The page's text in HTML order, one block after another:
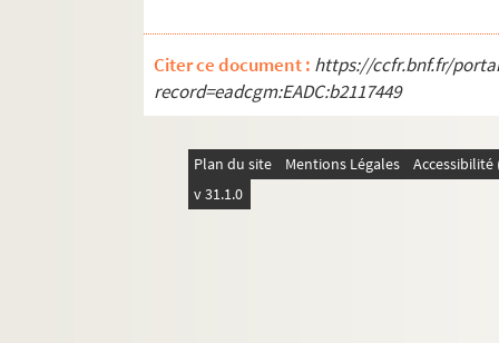
Citer ce document : https://ccfr.bnf.fr/
record=eadcgm:EADC:b2117449
Plan du site Mentions Légales
v 31.1.0